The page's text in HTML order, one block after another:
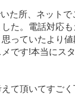
た所、ネット
た。電話対応
っていたより
です!本当にス
て頂いてすごく